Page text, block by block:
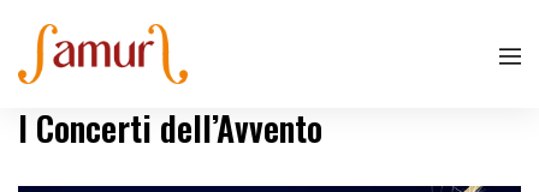
I Concerti dell’Avvento